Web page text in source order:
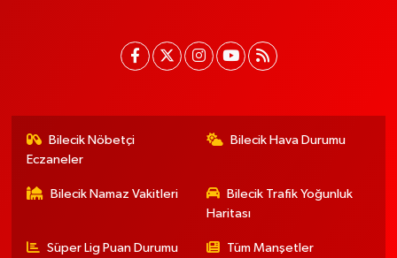
Bilecik Nöbetçi
Eczaneler
Bilecik Hava Durumu
Bilecik Namaz Vakitleri
Bilecik Trafik Yoğunluk
Haritası
Süper Lig Puan Durumu Tüm Manşetler